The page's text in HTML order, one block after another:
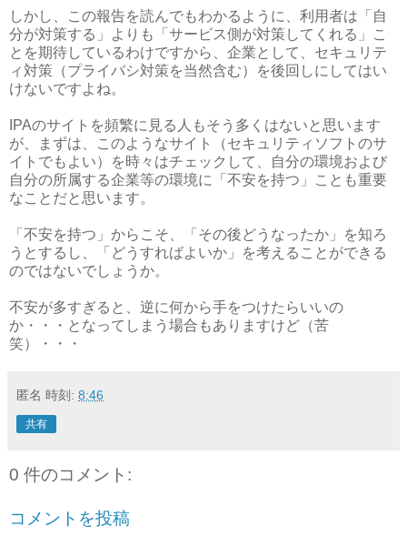
しかし、この報告を読んでもわかるように、利用者は「自
分が対策する」よりも「サービス側が対策してくれる」こ
とを期待しているわけですから、企業として、セキュリテ
ィ対策（プライバシ対策を当然含む）を後回しにしてはい
けないですよね。
IPAのサイトを頻繁に見る人もそう多くはないと思います
が、まずは、このようなサイト（セキュリティソフトのサ
イトでもよい）を時々はチェックして、自分の環境および
自分の所属する企業等の環境に「不安を持つ」ことも重要
なことだと思います。
「不安を持つ」からこそ、「その後どうなったか」を知ろ
うとするし、「どうすればよいか」を考えることができる
のではないでしょうか。
不安が多すぎると、逆に何から手をつけたらいいの
か・・・となってしまう場合もありますけど（苦
笑）・・・
匿名 時刻: 8:46
共有
0 件のコメント:
コメントを投稿